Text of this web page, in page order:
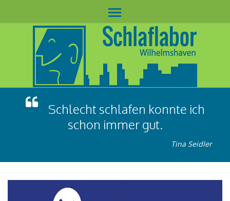
Schlecht schlafen konnte ich
schon immer gut.
Tina Seidler